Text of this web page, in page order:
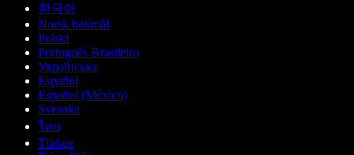
한국어
Norsk bokmål
Polski
Português Brasileiro
Українська
Español
Español (México)
Svenska
ไทย
Türkçe